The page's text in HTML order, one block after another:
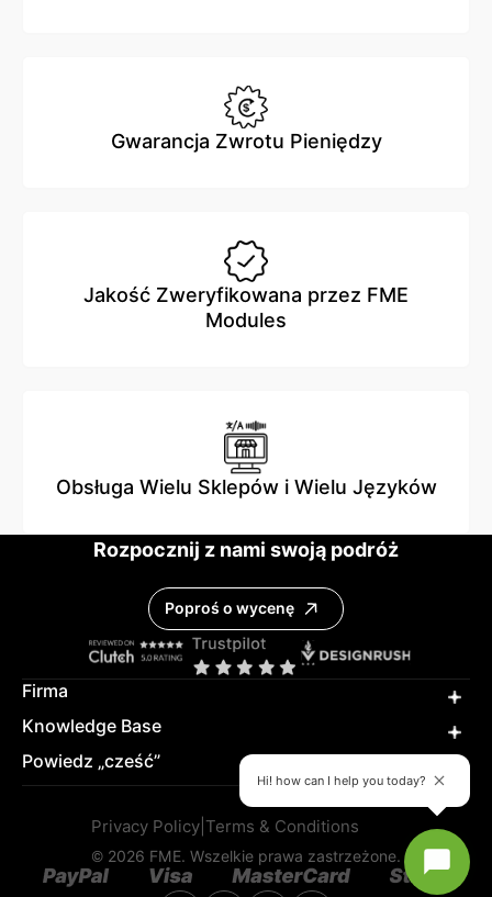
Gwarancja Zwrotu Pieniędzy
Jakość Zweryfikowana przez FME
Modules
Obsługa Wielu Sklepów i Wielu Języków
Rozpocznij z nami swoją podróż
Poproś o wycenę
Firma
Knowledge Base
Powiedz „cześć”
Hi! how can I help you today?
Privacy Policy Terms & Conditions
© 2026 FME. Wszelkie prawa zastrzeżone.